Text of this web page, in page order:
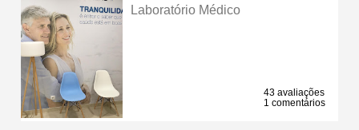
Laboratório Médico
43 avaliações
1 comentários